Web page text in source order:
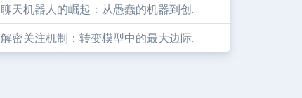
聊天机器人的崛起：从愚蠢的机器到创...
解密关注机制：转变模型中的最大边际...